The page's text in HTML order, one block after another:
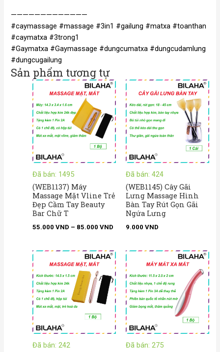
—————————————
#caymassage #massage #3in1 #gailung #matxa #toanthan
#caymatxa #3trong1
#Gaymatxa #Gaymassage #dungcumatxa #dungcudamlung
#dungcugailung
Sản phẩm tương tự
Đã bán: 1495
(WEB1137) Máy
Massage Mặt Vline Trẻ
Đẹp Cầm Tay Beauty
Bar Chữ T
55.000VND – 85.000VND
Khoảng
giá:
từ
55.000 VND
đến
85.000 VND
Đã bán: 424
(WEB1145) Cây Gãi
Lưng Massage Hình
Bàn Tay Rút Gọn Gãi
Ngứa Lưng
9.000 VND
Đã bán: 242
Khoảng
giá:
từ
95.000 VND
đến
115.000 VND
Đã bán: 275
giá:
từ
đến